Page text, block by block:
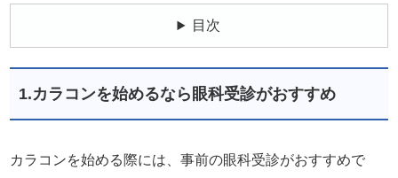
目次
1.カラコンを始めるなら眼科受診がおすすめ
カラコンを始める際には、事前の眼科受診がおすすめで